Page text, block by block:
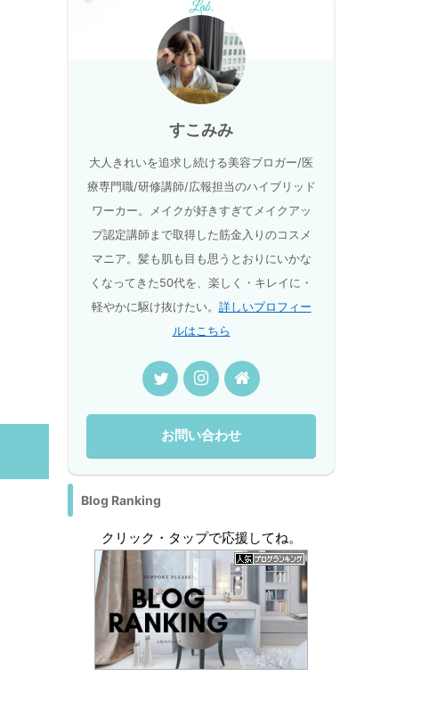
すこみみ
大人きれいを追求し続ける美容ブロガー/医
療専門職/研修講師/広報担当のハイブリッド
ワーカー。メイクが好きすぎてメイクアッ
プ認定講師まで取得した筋金入りのコスメ
マニア。髪も肌も目も思うとおりにいかな
くなってきた50代を、楽しく・キレイに・
軽やかに駆け抜けたい。 詳しいプロフィー
ルはこちら
お問い合わせ
Blog Ranking
クリック・タップで応援してね。